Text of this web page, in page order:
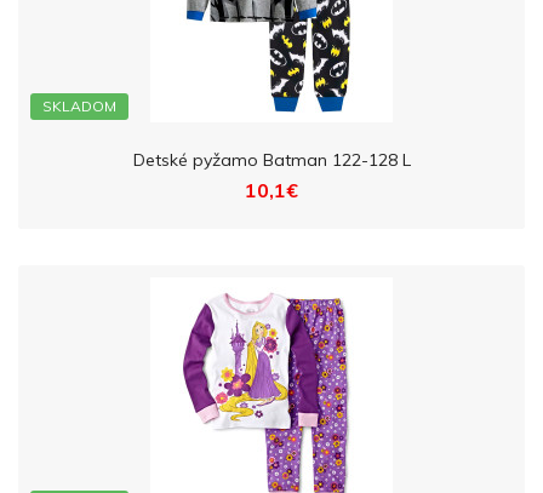
SKLADOM
Detské pyžamo Batman 122-128 L
10,1€